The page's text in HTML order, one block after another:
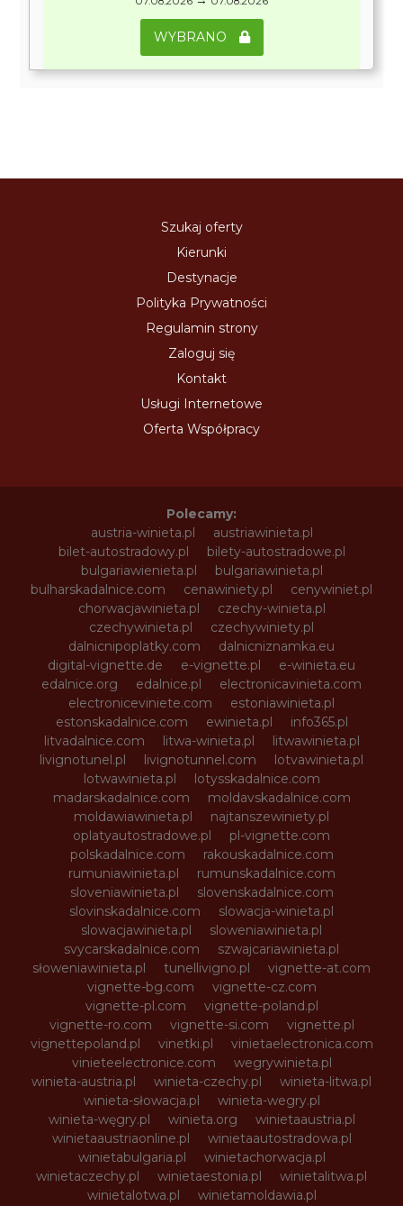
WYBRANO
Szukaj oferty
Kierunki
Destynacje
Polityka Prywatności
Regulamin strony
Zaloguj się
Kontakt
Usługi Internetowe
Oferta Współpracy
Polecamy:
austria-winieta.pl
austriawinieta.pl
bilet-autostradowy.pl
bilety-autostradowe.pl
bulgariawienieta.pl
bulgariawinieta.pl
bulharskadalnice.com
cenawiniety.pl
cenywiniet.pl
chorwacjawinieta.pl
czechy-winieta.pl
czechywinieta.pl
czechywiniety.pl
dalnicnipoplatky.com
dalnicniznamka.eu
digital-vignette.de
e-vignette.pl
e-winieta.eu
edalnice.org
edalnice.pl
electronicavinieta.com
electroniceviniete.com
estoniawinieta.pl
estonskadalnice.com
ewinieta.pl
info365.pl
litvadalnice.com
litwa-winieta.pl
litwawinieta.pl
livignotunel.pl
livignotunnel.com
lotvawinieta.pl
lotwawinieta.pl
lotysskadalnice.com
madarskadalnice.com
moldavskadalnice.com
moldawiawinieta.pl
najtanszewiniety.pl
oplatyautostradowe.pl
pl-vignette.com
polskadalnice.com
rakouskadalnice.com
rumuniawinieta.pl
rumunskadalnice.com
sloveniawinieta.pl
slovenskadalnice.com
slovinskadalnice.com
slowacja-winieta.pl
slowacjawinieta.pl
sloweniawinieta.pl
svycarskadalnice.com
szwajcariawinieta.pl
słoweniawinieta.pl
tunellivigno.pl
vignette-at.com
vignette-bg.com
vignette-cz.com
vignette-pl.com
vignette-poland.pl
vignette-ro.com
vignette-si.com
vignette.pl
vignettepoland.pl
vinetki.pl
vinietaelectronica.com
vinieteelectronice.com
wegrywinieta.pl
winieta-austria.pl
winieta-czechy.pl
winieta-litwa.pl
winieta-słowacja.pl
winieta-wegry.pl
winieta-węgry.pl
winieta.org
winietaaustria.pl
winietaaustriaonline.pl
winietaautostradowa.pl
winietabulgaria.pl
winietachorwacja.pl
winietaczechy.pl
winietaestonia.pl
winietalitwa.pl
winietalotwa.pl
winietamoldawia.pl